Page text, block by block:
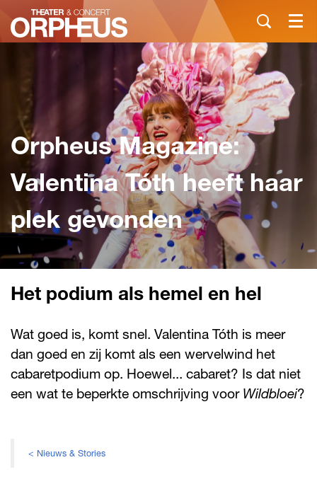
Menu
Orpheus Magazine:
Valentina Tóth heeft haar
plek gevonden
Het podium als hemel en hel
Wat goed is, komt snel. Valentina Tóth is meer
dan goed en zij komt als een wervelwind het
cabaretpodium op. Hoewel... cabaret? Is dat niet
een wat te beperkte omschrijving voor Wildbloei?
< Nieuws & Stories